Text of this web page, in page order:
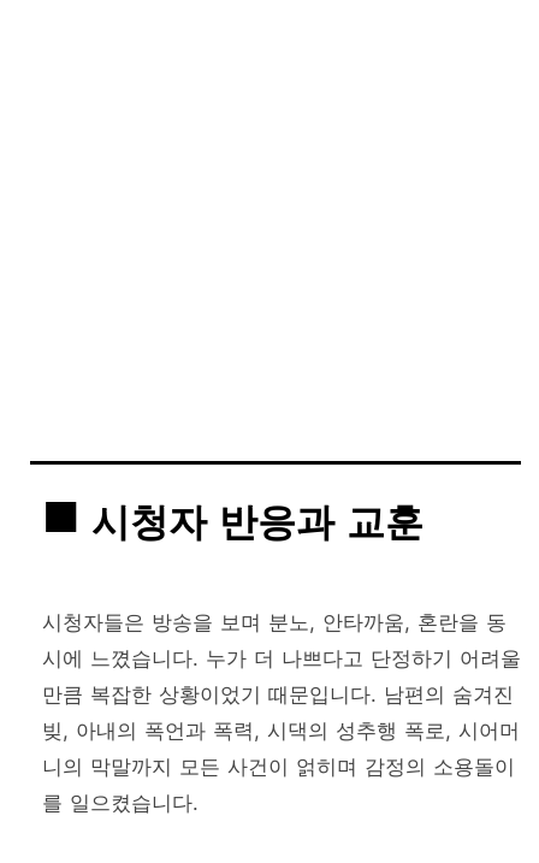
시청자 반응과 교훈
시청자들은 방송을 보며 분노, 안타까움, 혼란을 동
시에 느꼈습니다. 누가 더 나쁘다고 단정하기 어려울
만큼 복잡한 상황이었기 때문입니다. 남편의 숨겨진
빚, 아내의 폭언과 폭력, 시댁의 성추행 폭로, 시어머
니의 막말까지 모든 사건이 얽히며 감정의 소용돌이
를 일으켰습니다.